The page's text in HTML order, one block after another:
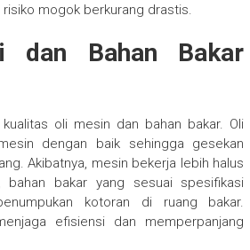
mogok berkurang drastis.
dan Bahan Bakar
kualitas oli mesin dan bahan bakar. Oli
dengan baik sehingga gesekan
Akibatnya, mesin bekerja lebih halus
bakar yang sesuai spesifikasi
kotoran di ruang bakar.
efisiensi dan memperpanjang